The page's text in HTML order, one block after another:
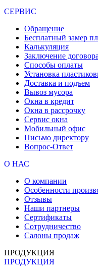
СЕРВИС
Обращение
Бесплатный замер
Калькуляция
Заключение договора
Способы оплаты
Установка
Доставка и подъем
Вывоз мусора
Окна в кредит
Окна в рассрочку
Сервис окна
Мобильный офис
Письмо директору
Вопрос-Ответ
О НАС
О компании
Особенности
Отзывы
Наши партнеры
Сертификаты
Сотрудничество
Салоны продаж
ПРОДУКЦИЯ
ПРОДУКЦИЯ